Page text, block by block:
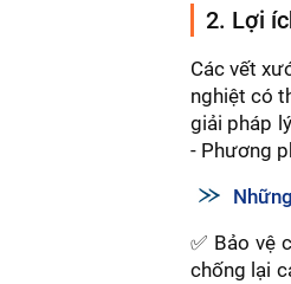
2. Lợi
Các vết
nghiệt có
giải pháp
- Phương
✅ Bảo vệ
chống lại